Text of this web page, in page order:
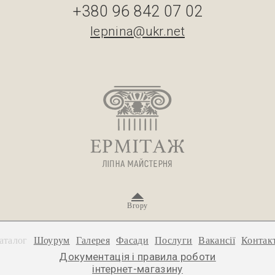
+380 96 842 07 02
lepnina@ukr.net
Вгору
Шоурум Галерея Фасади Послуги Вакансії
Документація і правила роботи
інтернет-магазину